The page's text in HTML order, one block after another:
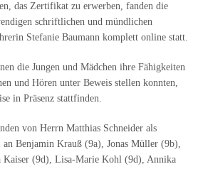
das Zertifikat zu erwerben, fanden die
schriftlichen und mündlichen
Stefanie Baumann komplett online statt.
die Jungen und Mädchen ihre Fähigkeiten
und Hören unter Beweis stellen konnten,
in Präsenz stattfinden.
von Herrn Matthias Schneider als
an Benjamin Krauß (9a), Jonas Müller (9b),
Kaiser (9d), Lisa-Marie Kohl (9d), Annika